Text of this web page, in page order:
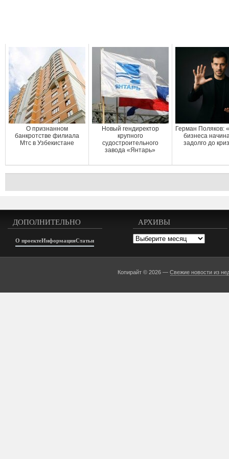
О признанном
банкротстве филиала
Мтс в Узбекистане
Новый гендиректор
крупного
судостроительного
завода «Янтарь»
Герман Поляков:
бизнеса
задолго до
ДОПОЛНИТЕЛЬНО
О проектеИнформацияСтатьи
АРХИВЫ
Архивы
Копирайт © 2026 —Свежие новости из